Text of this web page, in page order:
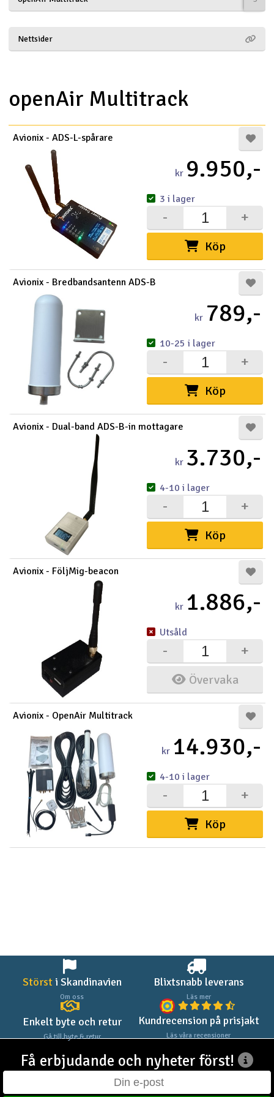
Drönare
Helikopter
Kamerautrustning
Modellbygg- och byggsatser
Modelljärnväg
Motor & tillbehör
Outlet
Radioutrustning
Raketer
Scooter & elfordon
Smarthem, lek och hobby
Verktyg, utrustning och tillbehör
Presentkort
Nettsider
openAir Multitrack
Avionix - ADS-L-spårare
kr 9.950,-
Köp
+
-
3 i lager
Avionix - Bredbandsantenn ADS-B
kr 789,-
Köp
+
-
10-25 i lager
Avionix - Dual-band ADS-B-in mottagare
kr 3.730,-
Köp
+
-
4-10 i lager
Avionix - FöljMig-beacon
kr 1.886,-
Övervaka
+
-
Utsåld
Avionix - OpenAir Multitrack
kr 14.930,-
Köp
+
-
4-10 i lager
Störsti Skandinavien
Om oss
Blixtsnabb leverans
Läs mer
Enkelt byte och retur
Gå till byte & retur
Kundrecension på prisjakt
Läs våra recensioner
Få erbjudande och nyheter först!